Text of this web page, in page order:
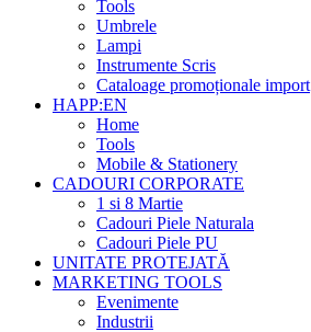
Tools
Umbrele
Lampi
Instrumente Scris
Cataloage promoționale import
HAPP:EN
Home
Tools
Mobile & Stationery
CADOURI CORPORATE
1 si 8 Martie
Cadouri Piele Naturala
Cadouri Piele PU
UNITATE PROTEJATĂ
MARKETING TOOLS
Evenimente
Industrii